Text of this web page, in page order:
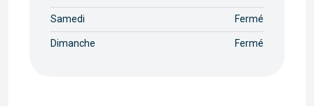
Samedi Fermé
Dimanche Fermé